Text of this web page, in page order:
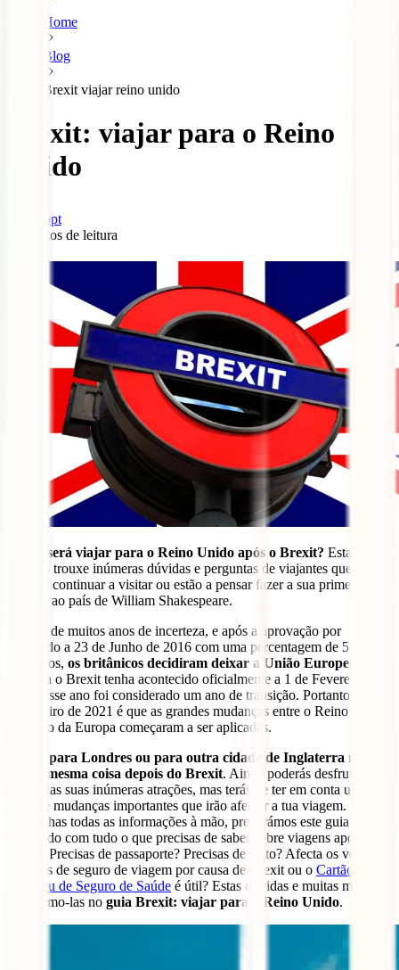
Home
Blog
Brexit viajar reino unido
Brexit: viajar para o Reino
Unido
infopt
minutos de leitura
Como será viajar para o Reino Unido após o Brexit? Esta
questão trouxe inúmeras dúvidas e perguntas de viajantes que
querem continuar a visitar ou estão a pensar fazer a sua primeira
viagem ao país de William Shakespeare.
Depois de muitos anos de incerteza, e após a aprovação por
referendo a 23 de Junho de 2016 com uma percentagem de 51,6%
dos votos, os britânicos decidiram deixar a União Europeia
Embora o Brexit tenha acontecido oficialmente a 1 de Fevereiro de
2020, esse ano foi considerado um ano de transição. Portanto, só a 1
de Janeiro de 2021 é que as grandes mudanças entre o Reino Unido
e o resto da Europa começaram a ser aplicadas.
Viajar para Londres ou para outra cidade de Inglaterra não
será a mesma coisa depois do Brexit. Ainda poderás desfrutar do
país e das suas inúmeras atrações, mas terás de ter em conta uma
série de mudanças importantes que irão afectar a tua viagem. Para
que tenhas todas as informações à mão, preparámos este guia
detalhado com tudo o que precisas de saber sobre viagens após o
Brexit. Precisas de passaporte? Precisas de visto? Afecta os voos?
Precisas de seguro de viagem por causa de Brexit ou o Cartão
Europeu de Seguro de Saúde é útil? Estas dúvidas e muitas mais,
resolvemo-las no guia Brexit: viajar para o Reino Unido.